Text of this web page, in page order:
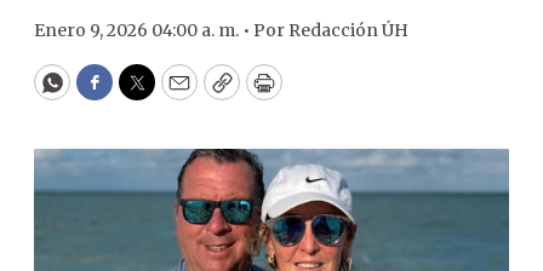
Enero 9, 2026 04:00 a. m. • Por Redacción ÚH
WhatsApp
Facebook
Twitter
EmailCopyPrint